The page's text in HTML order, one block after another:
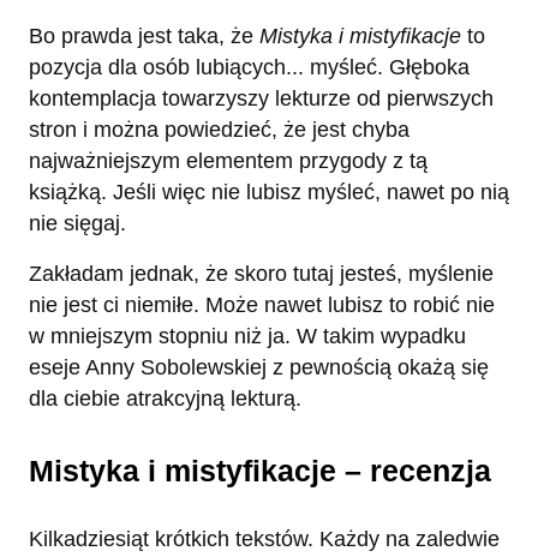
Bo prawda jest taka, że Mistyka i mistyfikacje to
pozycja dla osób lubiących... myśleć. Głęboka
kontemplacja towarzyszy lekturze od pierwszych
stron i można powiedzieć, że jest chyba
najważniejszym elementem przygody z tą
książką. Jeśli więc nie lubisz myśleć, nawet po nią
nie sięgaj.
Zakładam jednak, że skoro tutaj jesteś, myślenie
nie jest ci niemiłe. Może nawet lubisz to robić nie
w mniejszym stopniu niż ja. W takim wypadku
eseje Anny Sobolewskiej z pewnością okażą się
dla ciebie atrakcyjną lekturą.
Mistyka i mistyfikacje – recenzja
Kilkadziesiąt krótkich tekstów. Każdy na zaledwie